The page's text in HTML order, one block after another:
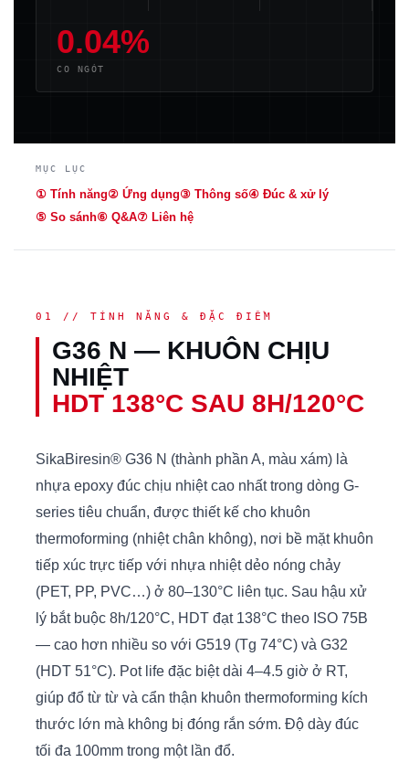
0.04%
CO NGÓT
MỤC LỤC
① Tính năng② Ứng dụng③ Thông số④ Đúc & xử lý
⑤ So sánh⑥ Q&A⑦ Liên hệ
01 // TÍNH NĂNG & ĐẶC ĐIỂM
G36 N — KHUÔN CHỊU
NHIỆT
HDT 138°C SAU 8H/120°C
SikaBiresin® G36 N (thành phần A, màu xám) là
nhựa epoxy đúc chịu nhiệt cao nhất trong dòng G-
series tiêu chuẩn, được thiết kế cho khuôn
thermoforming (nhiệt chân không), nơi bề mặt khuôn
tiếp xúc trực tiếp với nhựa nhiệt dẻo nóng chảy
(PET, PP, PVC…) ở 80–130°C liên tục. Sau hậu xử
lý bắt buộc 8h/120°C, HDT đạt 138°C theo ISO 75B
— cao hơn nhiều so với G519 (Tg 74°C) và G32
(HDT 51°C). Pot life đặc biệt dài 4–4.5 giờ ở RT,
giúp đổ từ từ và cẩn thận khuôn thermoforming kích
thước lớn mà không bị đóng rắn sớm. Độ dày đúc
tối đa 100mm trong một lần đổ.